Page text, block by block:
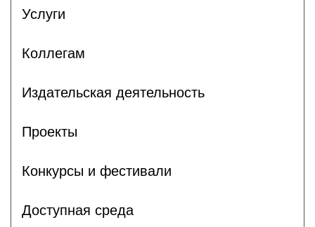
Услуги
Коллегам
Издательская деятельность
Проекты
Конкурсы и фестивали
Доступная среда